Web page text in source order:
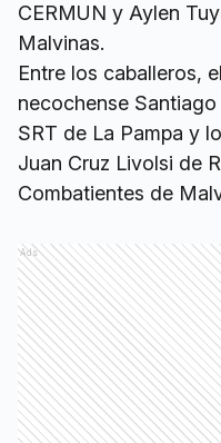
CERMUN y Aylen
Malvinas.
Entre los caballeros,
necochense
SRT de La Pampa y
Juan Cruz Livolsi de
Combatientes de
Ads